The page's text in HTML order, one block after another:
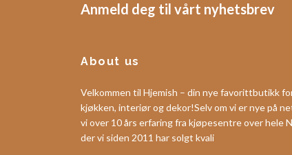
Anmeld deg til vårt nyhetsbrev
About us
Velkommen til Hjemish – din nye favorittbutikk
kjøkken, interiør og dekor!Selv om vi er nye på
vi over 10 års erfaring fra kjøpesentre over hele
der vi siden 2011 har solgt kvali